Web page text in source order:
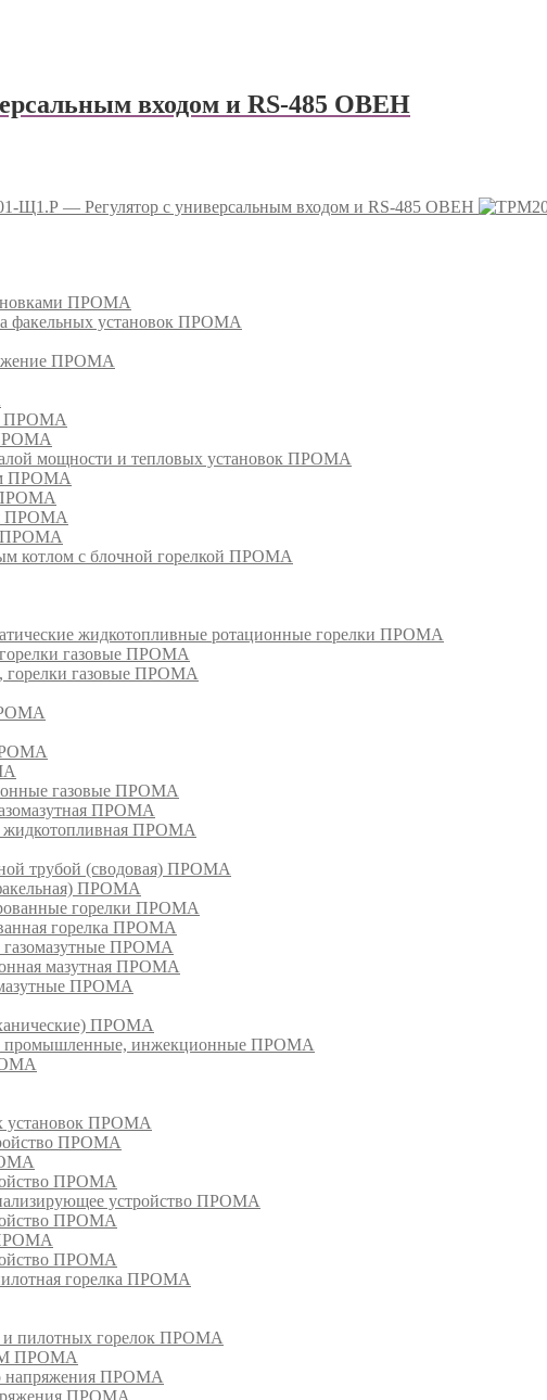
входом и RS-485 ОВЕН
Щ1.Р — Регулятор с универсальным входом и RS-485 ОВЕН
ПРОМА
факельных установок ПРОМА
ПРОМА
ПРОМА
мощности и тепловых установок ПРОМА
ПРОМА
ПРОМА
ПРОМА
ПРОМА
котлом с блочной горелкой ПРОМА
жидкотопливные ротационные горелки ПРОМА
газовые ПРОМА
горелки газовые ПРОМА
газовые ПРОМА
ПРОМА
жидкотопливная ПРОМА
трубой (сводовая) ПРОМА
ПРОМА
горелки ПРОМА
горелка ПРОМА
газомазутные ПРОМА
мазутная ПРОМА
ПРОМА
ПРОМА
промышленные, инжекционные ПРОМА
установок ПРОМА
ПРОМА
ПРОМА
устройство ПРОМА
ПРОМА
ПРОМА
ПРОМА
горелка ПРОМА
и пилотных горелок ПРОМА
ПРОМА
напряжения ПРОМА
ПРОМА